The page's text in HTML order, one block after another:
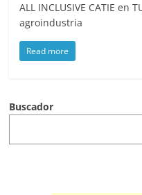
ALL INCLUSIVE CATIE en
agroindustria
Read more
Buscador